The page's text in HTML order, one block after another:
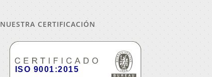
NUESTRA CERTIFICACIÓN